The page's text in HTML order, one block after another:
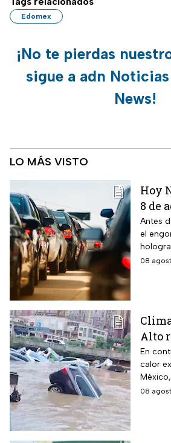
Edomex
¡No te pierdas
sigue a adn
News!
LO MÁS VISTO
Hoy
8 de
Antes
el
Circula
08
Alto
ríos
En
calor
08